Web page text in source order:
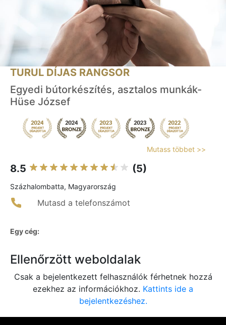
TURUL DÍJAS RANGSOR
Egyedi bútorkészítés, asztalos munkák-
Hüse József
Mutass többet >>
8.5 (5)
Százhalombatta, Magyarország
Mutasd a telefonszámot
Egy cég:
Ellenőrzött weboldalak
Csak a bejelentkezett felhasználók férhetnek hozzá
ezekhez az információkhoz. Kattints ide a
bejelentkezéshez.